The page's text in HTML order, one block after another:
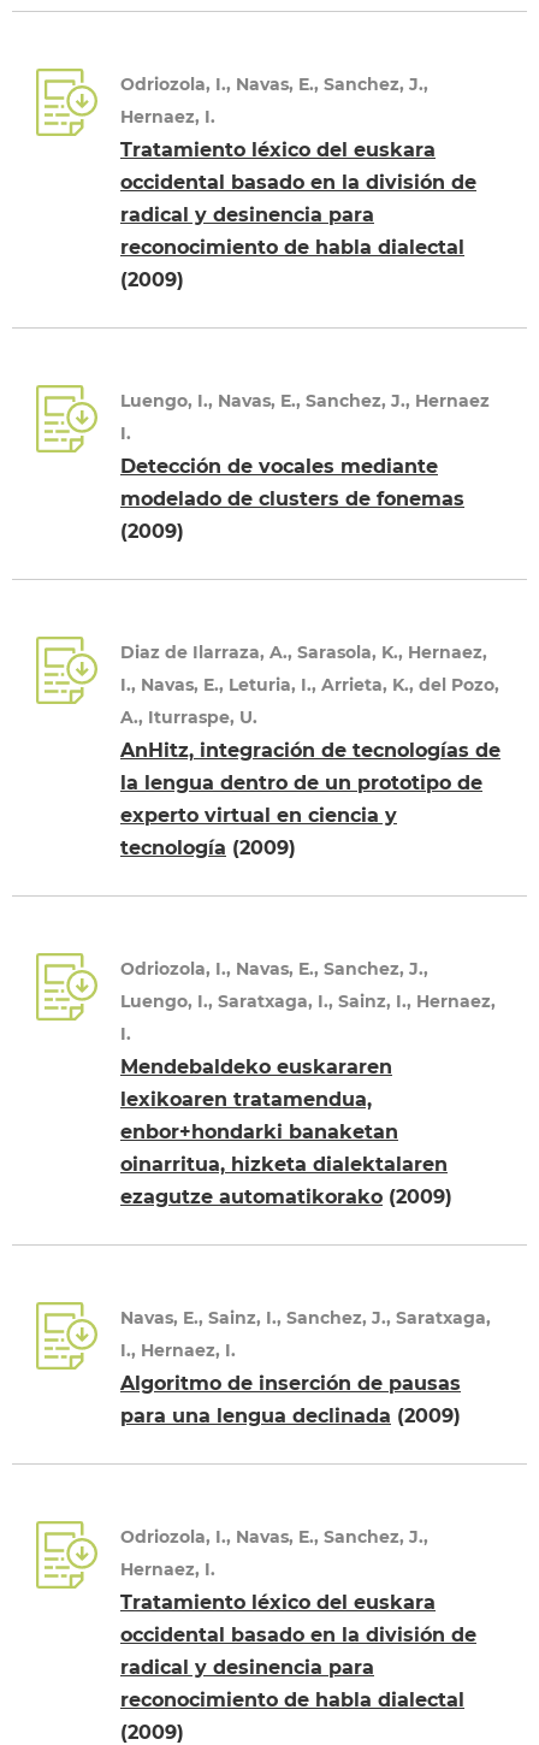
Odriozola, I., Navas, E., Sanchez, J.,
Hernaez, I.
Tratamiento léxico del euskara
occidental basado en la división de
radical y desinencia para
reconocimiento de habla dialectal
(2009)
Luengo, I., Navas, E., Sanchez, J., Hernaez
I.
Detección de vocales mediante
modelado de clusters de fonemas
(2009)
Diaz de Ilarraza, A., Sarasola, K., Hernaez,
I., Navas, E., Leturia, I., Arrieta, K., del Pozo,
A., Iturraspe, U.
AnHitz, integración de tecnologías de
la lengua dentro de un prototipo de
experto virtual en ciencia y
tecnología (2009)
Odriozola, I., Navas, E., Sanchez, J.,
Luengo, I., Saratxaga, I., Sainz, I., Hernaez,
I.
Mendebaldeko euskararen
lexikoaren tratamendua,
enbor+hondarki banaketan
oinarritua, hizketa dialektalaren
ezagutze automatikorako (2009)
Navas, E., Sainz, I., Sanchez, J., Saratxaga,
I., Hernaez, I.
Algoritmo de inserción de pausas
para una lengua declinada (2009)
Odriozola, I., Navas, E., Sanchez, J.,
Hernaez, I.
Tratamiento léxico del euskara
occidental basado en la división de
radical y desinencia para
reconocimiento de habla dialectal
(2009)